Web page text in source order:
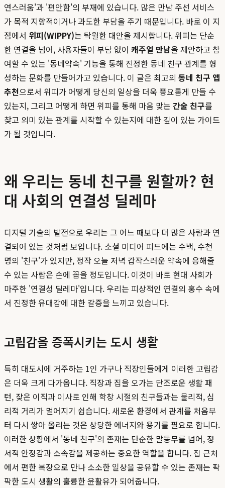
연스러움'과 '편안함'의 부재에 있습니다. 많은 만남 주선 서비스
가 목적 지향적이거나 과도한 부담을 주기 때문입니다. 바로 이 지
점에서 위피(WIPPY)는 탁월한 대안을 제시합니다. 위피는 단순
한 연결을 넘어, 사용자들이 부담 없이 캐주얼 만남을 제안하고 참
여할 수 있는 '동네약속' 기능을 통해 진정한 동네 친구 관계를 형
성하는 문화를 만들어가고 있습니다. 이 글은 최고의 동네 친구 앱
추천으로서 위피가 어떻게 당신의 일상을 더욱 풍요롭게 만들 수
있는지, 그리고 어떻게 하면 위피를 통해 마음 맞는 간술 친구를
찾고 의미 있는 관계를 시작할 수 있는지에 대한 깊이 있는 가이드
가 될 것입니다.
왜 우리는 동네 친구를 원할까? 현
대 사회의 연결성 딜레마
디지털 기술의 발전으로 우리는 그 어느 때보다 더 많은 사람과 연
결되어 있는 것처럼 보입니다. 소셜 미디어 피드에는 수백, 수천
명의 '친구'가 있지만, 정작 오늘 저녁 갑작스러운 약속에 응해줄
수 있는 사람은 손에 꼽을 정도입니다. 이것이 바로 현대 사회가
마주한 '연결성 딜레마'입니다. 우리는 피상적인 연결의 홍수 속에
서 진정한 유대감에 대한 갈증을 느끼고 있습니다.
고립감을 증폭시키는 도시 생활
특히 대도시에 거주하는 1인 가구나 직장인들에게 이러한 고립감
은 더욱 크게 다가옵니다. 직장과 집을 오가는 단조로운 생활 패
턴, 잦은 이직과 이사로 인해 학창 시절의 친구들과는 물리적, 심
리적 거리가 멀어지기 쉽습니다. 새로운 환경에서 관계를 처음부
터 다시 쌓아 올리는 것은 상당한 에너지와 용기를 필요로 합니다.
이러한 상황에서 '동네 친구'의 존재는 단순한 말동무를 넘어, 정
서적 안정감과 소속감을 제공하는 중요한 역할을 합니다. 집 근처
에서 편한 복장으로 만나 소소한 일상을 공유할 수 있는 존재는 팍
팍한 도시 생활의 훌륭한 윤활유가 되어줍니다.